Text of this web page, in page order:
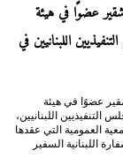
عضوًا في هيئة
اللبنانيين في
عضوًا في هيئة
اللبنانيين،
العمومية التي عقدها
اللبنانية السفير